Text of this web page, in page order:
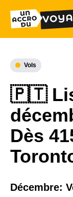
Vols
🇵🇹
Dès
Décembre: